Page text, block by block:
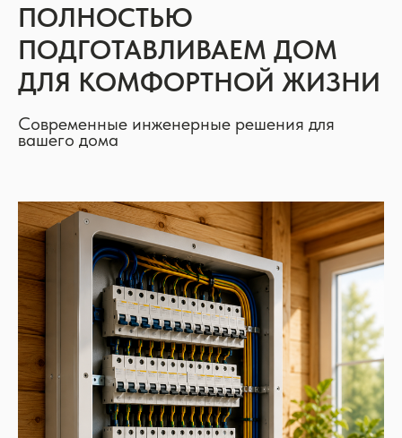
ПОЛНОСТЬЮ
ПОДГОТАВЛИВАЕМ ДОМ
ДЛЯ КОМФОРТНОЙ ЖИЗНИ
Современные инженерные решения для
вашего дома